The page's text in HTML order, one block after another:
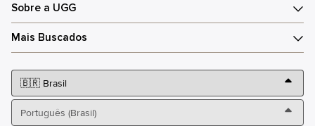
Sobre a UGG
Mais Buscados